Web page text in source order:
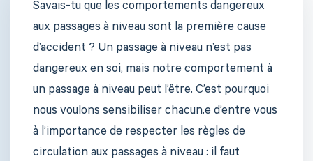
Savais-tu que les comportements dangereux
aux passages à niveau sont la première cause
d’accident ? Un passage à niveau n’est pas
dangereux en soi, mais notre comportement à
un passage à niveau peut l’être. C’est pourquoi
nous voulons sensibiliser chacun.e d’entre vous
à l’importance de respecter les règles de
circulation aux passages à niveau : il faut